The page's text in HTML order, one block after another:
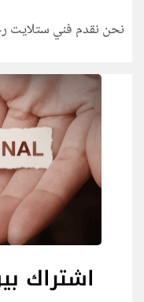
نحن نقدم فني
اشتراك